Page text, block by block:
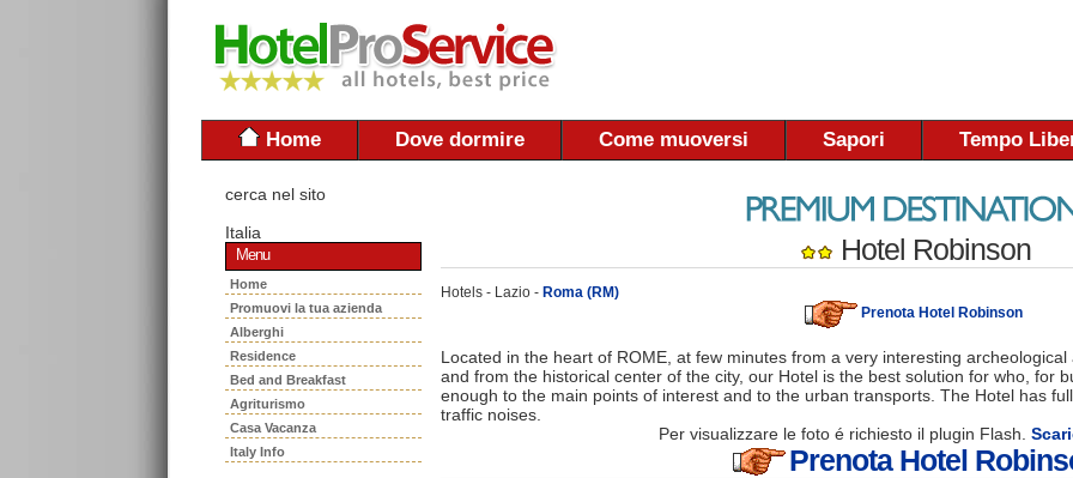
Home Dove dormire Come muoversi Sapori Tempo
cerca nel sito
Italia
Menu
Home
Promuovi la tua azienda
Alberghi
Residence
Bed and Breakfast
Agriturismo
Casa Vacanza
Italy Info
Hotel Robinson
Hotels - Lazio - Roma (RM)
Prenota Hotel Robinson
Located in the heart of ROME, at few minutes from a very interesting
and from the historical center of the city, our Hotel is the best solution for who, for
enough to the main points of interest and to the urban transports. The Hotel has
traffic noises.
Per visualizzare le foto é richiesto il plugin Flash.
Prenota Hotel